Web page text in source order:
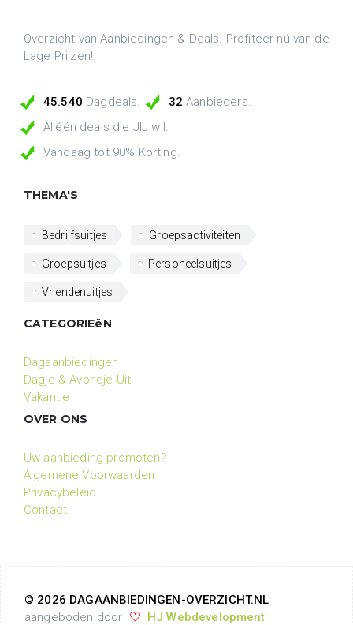
Overzicht van Aanbiedingen & Deals. Profiteer nú van de
Lage Prijzen!
45.540 Dagdeals. 32 Aanbieders.
Alléén deals die JIJ wil.
Vandaag tot 90% Korting.
THEMA'S
Bedrijfsuitjes Groepsactiviteiten
Groepsuitjes Personeelsuitjes
Vriendenuitjes
CATEGORIEëN
Dagaanbiedingen
Dagje & Avondje Uit
Vakantie
OVER ONS
Uw aanbieding promoten?
Algemene Voorwaarden
Privacybeleid
Contact
© 2026 DAGAANBIEDINGEN-OVERZICHT.NL
aangeboden door
HJ Webdevelopment